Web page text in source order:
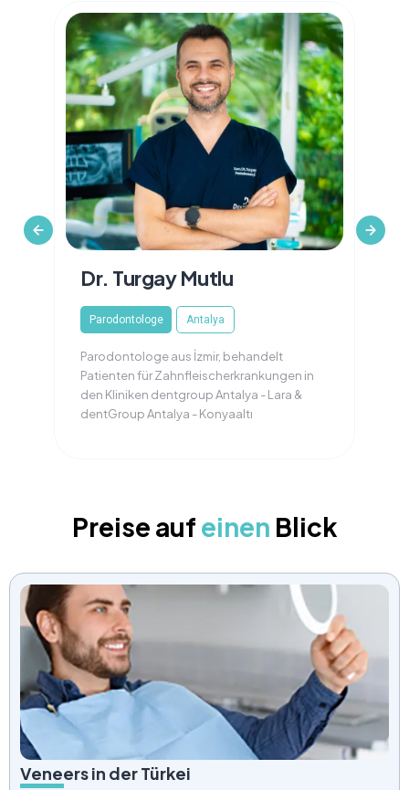
Dr. Turgay Mutlu
Parodontologe Antalya
Parodontologe aus İzmir, behandelt
Patienten für Zahnfleischerkrankungen in
den Kliniken dentgroup Antalya - Lara &
dentGroup Antalya - Konyaaltı
Preise auf einen Blick
Veneers in der Türkei